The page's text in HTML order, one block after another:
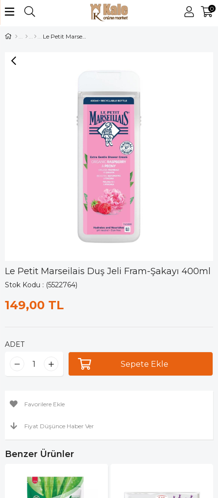
0
Le Petit Marseilais Duş Jeli Fram-Şakayı 400ml
Le Petit Marseilais Duş Jeli Fram-Şakayı 400ml
Stok Kodu (5522764)
149,00 TL
ADET
Favorilere Ekle
Fiyat Düşünce Haber Ver
Benzer Ürünler